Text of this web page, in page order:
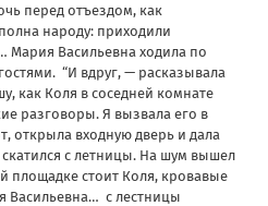
перед отъездом, как
народу: приходили
Мария Васильевна ходила по
“И вдруг, — расказывала
как Коля в соседней комнате
разговоры. Я вызвала его в
открыла входную дверь и дала
с летницы. На шум вышел
площадке стоит Коля, кровавые
Васильевна… с лестницы